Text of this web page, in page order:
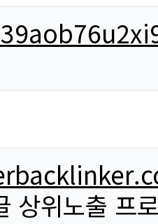
상위노출 프